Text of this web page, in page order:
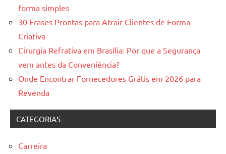
forma simples
30 Frases Prontas para Atrair Clientes de Forma
Criativa
Cirurgia Refrativa em Brasília: Por que a Segurança
vem antes da Conveniência?
Onde Encontrar Fornecedores Grátis em 2026 para
Revenda
CATEGORIAS
Carreira